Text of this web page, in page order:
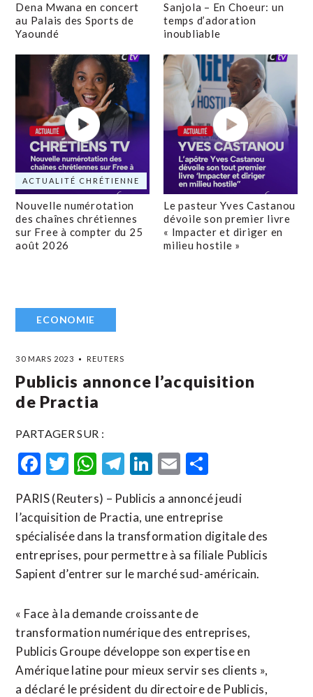
Dena Mwana en concert
au Palais des Sports de
Yaoundé
Sanjola – En Choeur: un
temps d’adoration
inoubliable
ACTUALITÉ CHRÉTIENNE
Nouvelle numérotation
des chaînes chrétiennes
sur Free à compter du 25
août 2026
Le pasteur Yves Castanou
dévoile son premier livre
« Impacter et diriger en
milieu hostile »
ECONOMIE
30 MARS 2023 REUTERS
Publicis annonce l’acquisition
de Practia
PARTAGER SUR :
Facebook
Twitter
WhatsApp
Telegram
LinkedIn
Email
PARIS (Reuters) – Publicis a annoncé jeudi
l’acquisition de Practia, une entreprise
spécialisée dans la transformation digitale des
entreprises, pour permettre à sa filiale Publicis
Sapient d’entrer sur le marché sud-américain.
« Face à la demande croissante de
transformation numérique des entreprises,
Publicis Groupe développe son expertise en
Amérique latine pour mieux servir ses clients »,
a déclaré le président du directoire de Publicis,